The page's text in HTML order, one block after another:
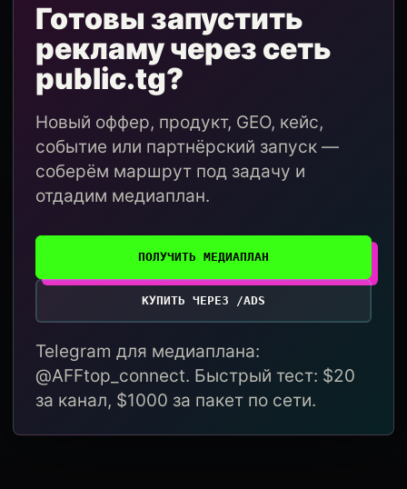
Готовы запустить
рекламу через сеть
public.tg?
Новый оффер, продукт, GEO, кейс,
событие или партнёрский запуск —
соберём маршрут под задачу и
отдадим медиаплан.
ПОЛУЧИТЬ МЕДИАПЛАН
КУПИТЬ ЧЕРЕЗ /ADS
Telegram для медиаплана:
@AFFtop_connect. Быстрый тест: $20
за канал, $1000 за пакет по сети.